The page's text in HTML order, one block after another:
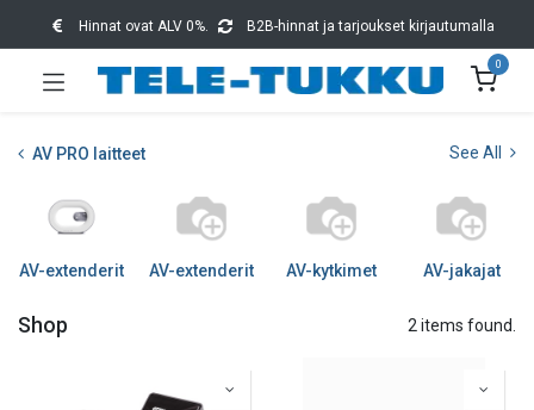
Hinnat ovat ALV 0%. B2B-hinnat ja tarjoukset kirjautumalla
0
AV PRO laitteet See All
AV-extenderit AV-extenderit AV-kytkimet AV-jakajat
Shop 2 items found.